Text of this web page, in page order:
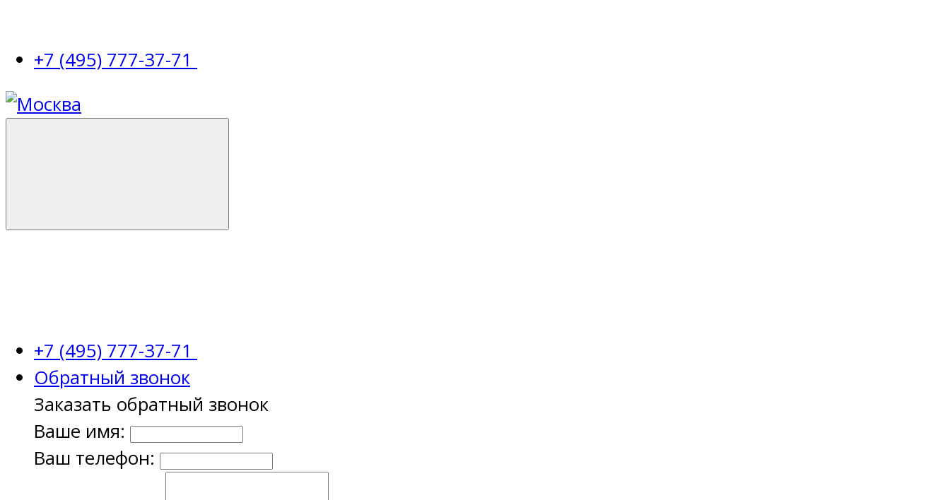
+7 (495) 777-37-71
+7 (495) 777-37-71
Обратный звонок
Заказать обратный звонок
Ваше имя:
Ваш телефон: